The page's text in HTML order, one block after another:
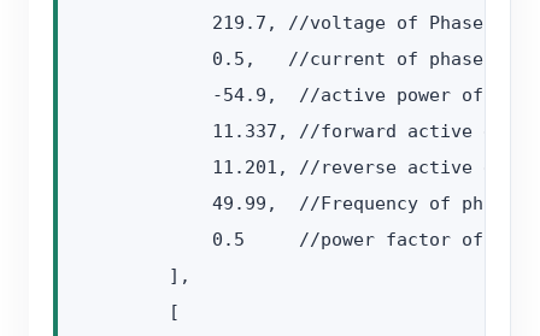
219.7, //voltage of Phase
0.5,   //current of phase
-54.9,  //active power of
11.337, //forward active
11.201, //reverse active
            49.99,  //Frequency of phase A
0.5     //power factor of
        ],
        [